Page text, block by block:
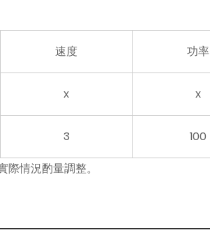
速度 功率
x x
3 100
情況酌量調整。